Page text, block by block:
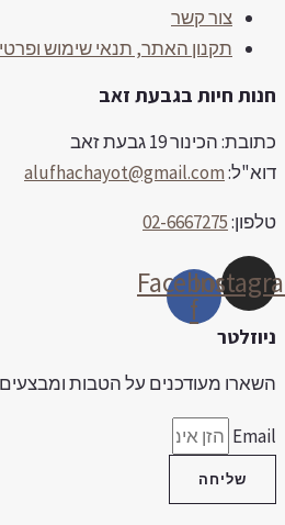
צור קשר
תקנון האתר, תנאי שימוש
חיות בגבעת זאב
הכינור 19 גבעת זאב
alufhachayot@gmail.com
02-6667275
Facebook-
f
מעודכנים על הטבות ומבצעים
שליחה